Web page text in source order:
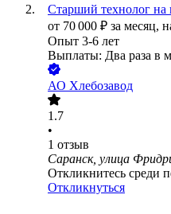
Старший технолог на
от 70 000 ₽ за месяц,
Опыт 3-6 лет
Выплаты: Два раза в
АО Хлебозавод
1.7
•
1 отзыв
Саранск, улица
Откликнитесь среди
Откликнуться